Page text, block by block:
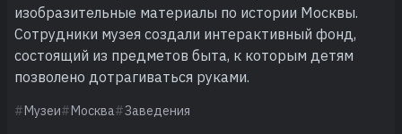
изобразительные материалы по истории Москвы.
Сотрудники музея создали интерактивный фонд,
состоящий из предметов быта, к которым детям
позволено дотрагиваться руками.
Музеи Москва Заведения